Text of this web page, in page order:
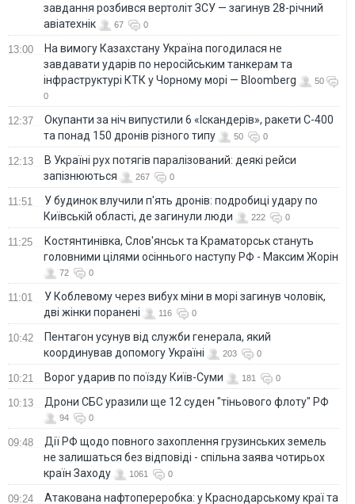
завдання розбився вертоліт ЗСУ — загинув 28-річний
авіатехнік
67 0
13:00
На вимогу Казахстану Україна погодилася не
завдавати ударів по неросійським танкерам та
інфраструктурі КТК у Чорному морі — Bloomberg
50
0
12:37
Окупанти за ніч випустили 6 «Іскандерів», ракети С-400
та понад 150 дронів різного типу
50 0
12:13
В Україні рух потягів паралізований: деякі рейси
запізнюються
267 0
11:51
У будинок влучили п'ять дронів: подробиці удару по
Київській області, де загинули люди
222 0
11:25
Костянтинівка, Слов'янськ та Краматорськ стануть
головними цілями осіннього наступу РФ - Максим Жорін
72 0
11:01
У Коблевому через вибух міни в морі загинув чоловік,
дві жінки поранені
116 0
10:42
Пентагон усунув від служби генерала, який
координував допомогу Україні
203 0
10:21 Ворог ударив по поїзду Київ-Суми 181 0
10:13 Дрони СБС уразили ще 12 суден "тіньового флоту" РФ
94 0
09:48
Дії РФ щодо повного захоплення грузинських земель
не залишаться без відповіді - спільна заява чотирьох
країн Заходу
1061 0
09:24 Атакована нафтопереробка: у Краснодарському краї та